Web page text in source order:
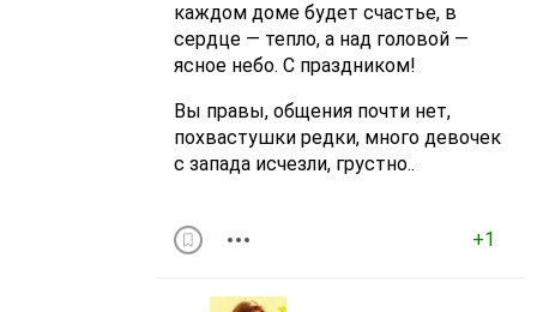
+1
каждом доме будет счастье, в
сердце — тепло, а над головой —
ясное небо. С праздником!
Вы правы, общения почти нет,
похвастушки редки, много девочек
с запада исчезли, грустно..